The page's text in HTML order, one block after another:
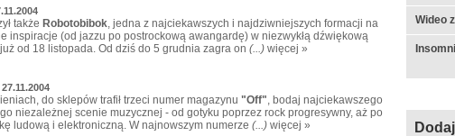
także Robotobibok, jedna z najciekawszych i najdziwniejszych formacji na
inspiracje (od jazzu po postrockową awangardę) w niezwykłą dźwiękową
od 18 listopada. Od dziś do 5 grudnia zagra on (...) więcej »
27.11.2004
do sklepów trafił trzeci numer magazynu "Off", bodaj najciekawszego
niezależnej scenie muzycznej - od gotyku poprzez rock progresywny, aż po
ludową i elektroniczną. W najnowszym numerze (...) więcej »
Wideo